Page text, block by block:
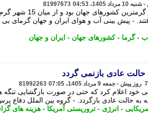
81997673
در روز جمعه 9 مردادماه ایران جزو گرمترین
- پیش بینی آب و هوای ایران و جهان گرمای بی
-گرما -کشورهای جهان - ایران و جهان
عادی بازنمی گردد
7 روز پیش - جمعه 9 مرداد 1405، 07:05 81992263
خود اعلام کرد که حتی در صورت بازگشایی
حالت عادی بازگردد. - گروه بین الملل دفاع
- انرژی - تروریستی آمریکا - هزینه های